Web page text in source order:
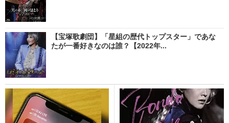
【宝塚歌劇団】「星組の歴代トップスター」であな
たが一番好きなのは誰？【2022年...